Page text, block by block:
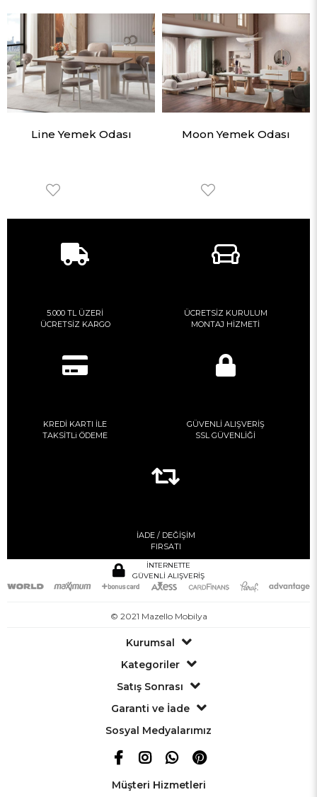
Line Yemek Odası Moon Yemek Odası
5.000 TL ÜZERİ
ÜCRETSİZ KARGO
ÜCRETSİZ KURULUM
MONTAJ HİZMETİ
KREDİ KARTI İLE
TAKSİTLi ÖDEME
GÜVENLİ ALIŞVERİŞ
SSL GÜVENLİĞİ
İADE / DEĞİŞİM
FIRSATI
İNTERNETTE
GÜVENLİ ALIŞVERİŞ
© 2021 Mazello Mobilya
Kurumsal
Kategoriler
Satış Sonrası
Garanti ve İade
Sosyal Medyalarımız
Müşteri Hizmetleri